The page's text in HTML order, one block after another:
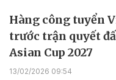
Hàng công tuyển
trước trận quyết
Asian Cup 2027
13/02/2026 09:54